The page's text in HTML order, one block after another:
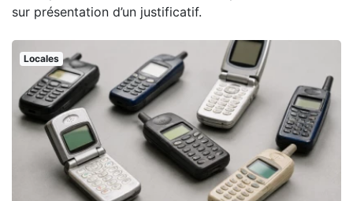
sur présentation d’un justificatif.
Locales